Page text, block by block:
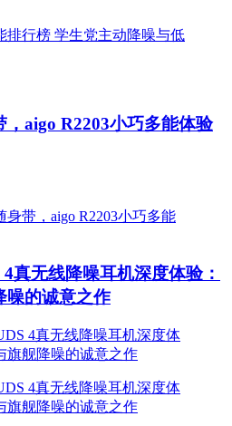
aigo R2203小巧多能体验
真无线降噪耳机深度体验：
噪的诚意之作